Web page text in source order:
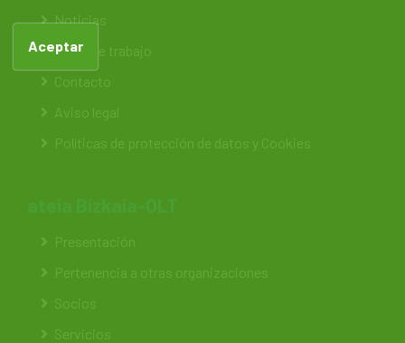
Noticias
Bolsa de trabajo
Contacto
Aviso legal
Políticas de protección de datos y Cookies
Presentación
Pertenencia a otras organizaciones
Socios
Servicios
Aceptar